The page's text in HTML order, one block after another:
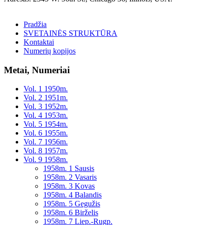
Pradžia
SVETAINĖS STRUKTŪRA
Kontaktai
Numerių kopijos
Metai, Numeriai
Vol. 1 1950m.
Vol. 2 1951m.
Vol. 3 1952m.
Vol. 4 1953m.
Vol. 5 1954m.
Vol. 6 1955m.
Vol. 7 1956m.
Vol. 8 1957m.
Vol. 9 1958m.
1958m. 1 Sausis
1958m. 2 Vasaris
1958m. 3 Kovas
1958m. 4 Balandis
1958m. 5 Gegužis
1958m. 6 Birželis
1958m. 7 Liep.-Rugp.